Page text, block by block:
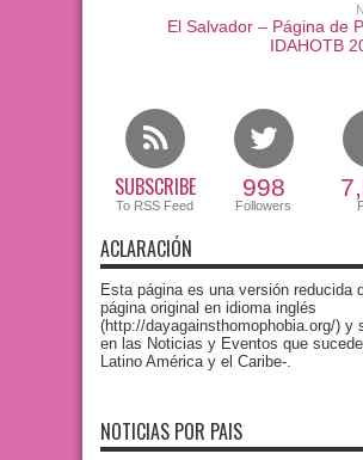
El Salvador – Página de
IDAHOTB
SUBSCRIBE
To RSS Feed
998
Followers
ACLARACIÓN
Esta página es una versión reducida
página original en idioma inglés
(http://dayagainsthomophobia.org/) y
en las Noticias y Eventos que
Latino América y el Caribe-.
NOTICIAS POR PAIS